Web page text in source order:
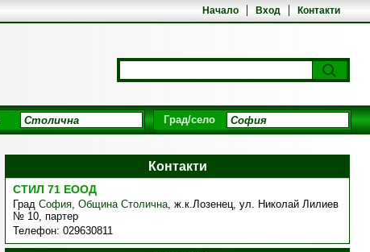
Начало Вход Контакти
Град/село
Контакти
СТИЛ 71 ЕООД
Град София, Община Столична, ж.к.Лозенец, ул. Николай Лилиев
№ 10, партер
Телефон: 029630811